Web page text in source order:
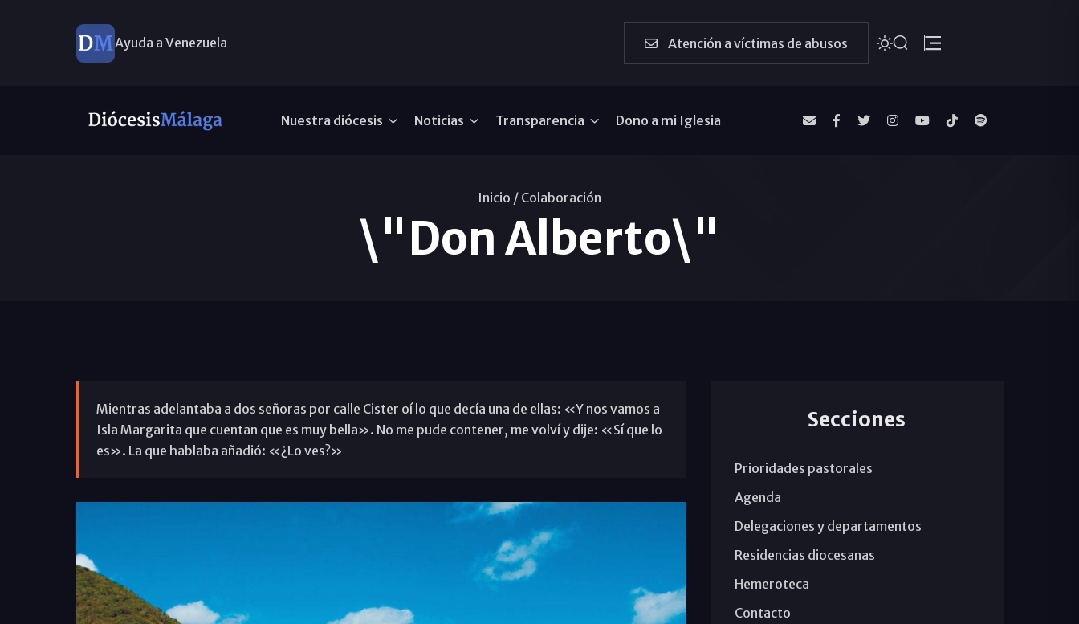
Ayuda a Venezuela Atención a víctimas de abusos
Nuestra diócesis Noticias Transparencia Dono a mi Iglesia
Inicio / Colaboración
\"Don Alberto\"
Mientras adelantaba a dos señoras por calle Cister oí lo que decía una de ellas: «Y nos vamos a
Isla Margarita que cuentan que es muy bella». No me pude contener, me volví y dije: «Sí que lo
es». La que hablaba añadió: «¿Lo ves?»
Secciones
Prioridades pastorales
Agenda
Delegaciones y departamentos
Residencias diocesanas
Hemeroteca
Contacto